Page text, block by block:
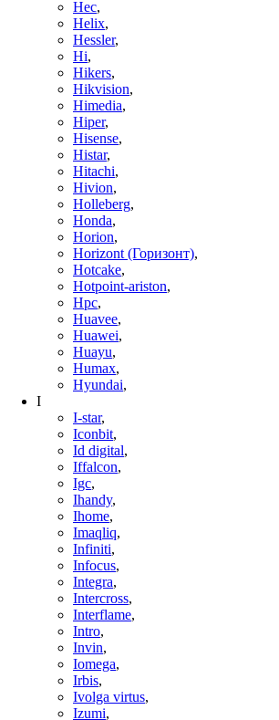
Hec,
Helix,
Hessler,
Hi,
Hikers,
Hikvision,
Himedia,
Hiper,
Hisense,
Histar,
Hitachi,
Hivion,
Holleberg,
Honda,
Horion,
Horizont (Горизонт),
Hotcake,
Hotpoint-ariston,
Hpc,
Huavee,
Huawei,
Huayu,
Humax,
Hyundai,
I
I-star,
Iconbit,
Id digital,
Iffalcon,
Igc,
Ihandy,
Ihome,
Imaqliq,
Infiniti,
Infocus,
Integra,
Intercross,
Interflame,
Intro,
Invin,
Iomega,
Irbis,
Ivolga virtus,
Izumi,